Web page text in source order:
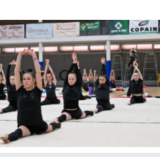
Sopar d’estiu